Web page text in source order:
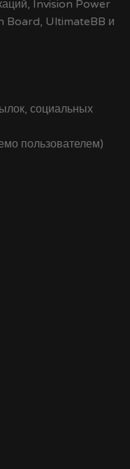
Invision Power
Board, UltimateBB и
социальных
пользователем)